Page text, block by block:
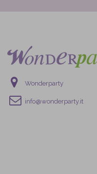
Wonderparty
info@wonderparty.it